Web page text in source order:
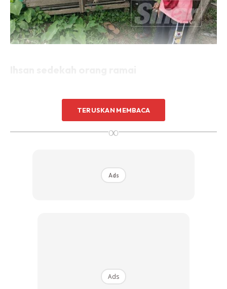
Tinjauan Sinar Harian mendapati ruang di bangsal Mohd
Hanafiah hanya muat untuk dirinya tidur manakala tempat
Mamat berkata, tiga bangsal itu dibina apabila empat cucu
Aminah Harun, 55, selepas tiga anak perempuan bercerai
dan meninggalkan mereka.
“Saya sara 9 ahli keluarga dengan ihsan sedekah orang
TERUSKAN MEMBACA
∞
Ads
Ads